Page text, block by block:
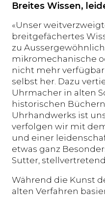
Breites Wissen,
«Unser
breitgefächertes
zu
mikromechanische
nicht mehr
selbst her. Dazu
Uhrmacher in alten
historischen
Uhrhandwerks ist
verfolgen wir mit
und einer
etwas ganz
Sutter,
Während die Kunst
alten Verfahren